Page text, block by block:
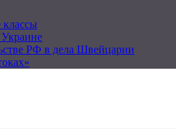
РФ в дела Швейцарии